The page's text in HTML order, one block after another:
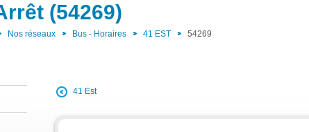
(54269)
Nos réseaux Bus - Horaires 41 EST 54269
41 Est